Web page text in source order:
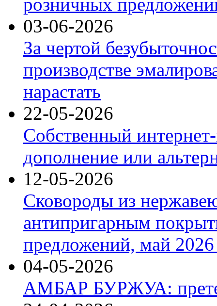
03-06-2026
За чертой
производстве
нарастать
22-05-2026
Собственный
дополнение или
12-05-2026
Сковороды из
антипригарным
предложений, май 2026
04-05-2026
АМБАР БУРЖУА: